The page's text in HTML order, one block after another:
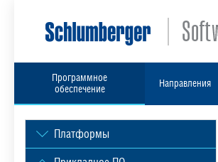
Программное
обеспечение
Направления
Платформы